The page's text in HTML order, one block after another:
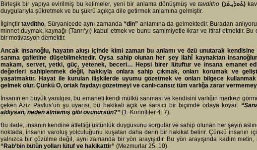
Birleşik bir yapıya evirilmiş bu kelimeler, yeni bir anlama dönüşmüş vetavditho (ܬܰܘܕܺܝܼܬܳܐ)
duygularıyla şükretmek ve bu şükrü açıkça dile getirmek anlamına gelmiştir.
İlginçtirtavditho, Süryanicede aynı zamanda “din” anlamına da gelmektedir. Buradan
minnet duymak, kaynağı (Tanrı’yı) kabul etmek ve bunu samimiyetle ikrar ve itiraf etmektir.
bir motivasyon demektir.
Ancak insanoğlu, hayatın akışı içinde kimi zaman bu anlamı ve özü unutarak
sanma gafletine düşebilmektedir. Oysa sahip olunan her şey ilahî kaynaktan
makam, servet, yetki, güç, yetenek, beceri… Hepsi birer lütuftur ve insana emanet
değerleri sahiplenmek değil, hakkıyla onlara sahip çıkmak, onları korumak ve
yaşatmaktır. Hayat ile kurulan ilişkilerde uyumu gözetmek ve onları bilgece kullanmak
gelmek olur. Çünkü O, ortak faydayı gözetmeyi ve canlı-cansız tüm varlığa zarar
İnsanın en büyük yanılgısı, bu emaneti kendi mülkü sanması ve kendisini varlığın merkezi
çeken Aziz Pavlus’un şu uyarısı, bu hakikati açık ve sarsıcı bir biçimde ortaya koyar:
aldıysan, neden almamış gibi övünürsün?” (1. Korintliler 4: 7).
Bu ifade, insanın kendine atfettiği üstünlük duygusunu sorgular ve sahip olunan her şeyin
noktada, insanın varoluş yolculuğunu kuşatan daha derin bir hakikat belirir. Çünkü insanın
yalnızca bir çözülme değil, aynı zamanda bir yön arayışıdır. Bu yön arayışında kadim metin,
“Rab’bin bütün yolları lütuf ve hakikattir” (Mezmurlar 25: 10).